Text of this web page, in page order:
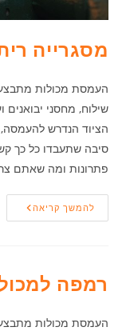
מסגרייה
העמסת מכולות
שילוח, מחסני
הציוד הנדרש
סיבה שתעבדו כל כך
פתרונות ומה שאתם
להמשך קריאה
רמפה
העמסת מכולות